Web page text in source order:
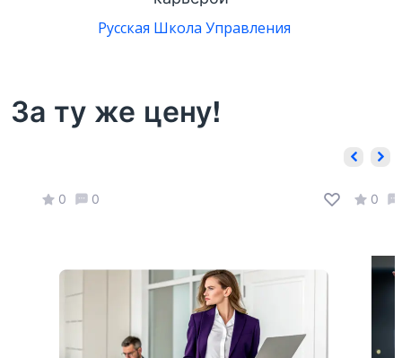
Русская Школа Управления
За ту же цену!
0 0 0